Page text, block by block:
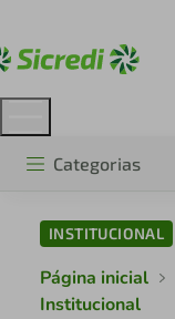
Categorias
INSTITUCIONAL
Página inicial
Institucional